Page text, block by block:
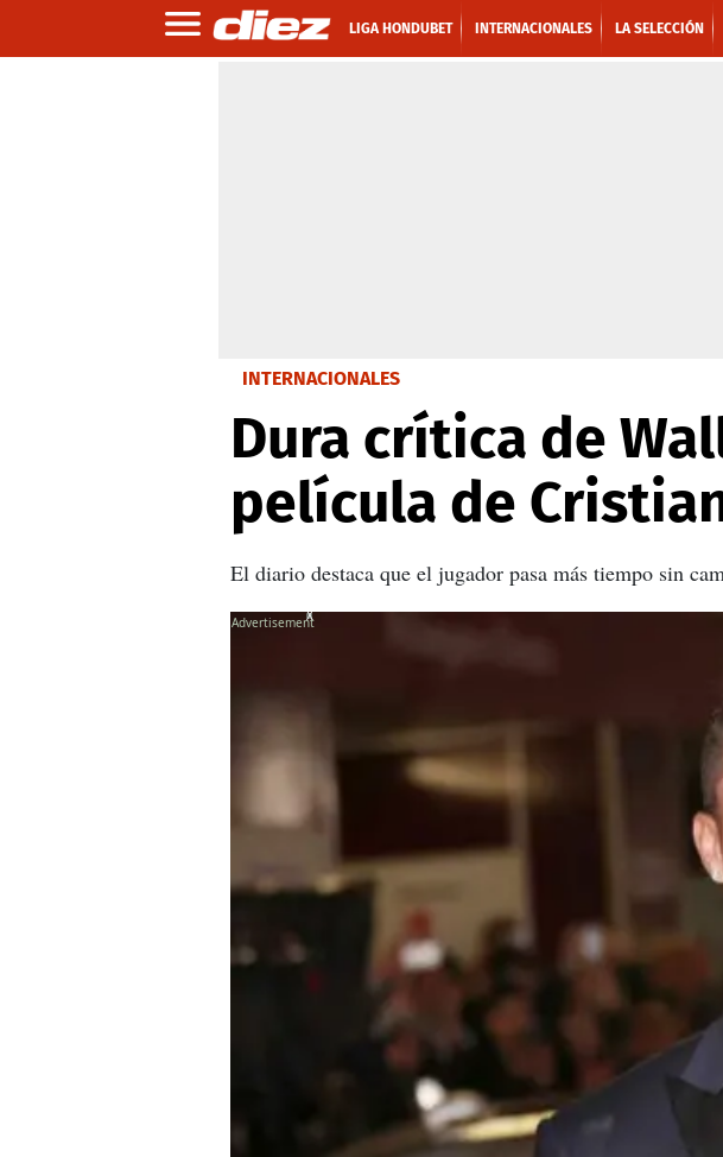
LIGA HONDUBET INTERNACIONALES LA SELECCIÓN
INTERNACIONALES
Dura crítica de
película de
El diario destaca que el jugador pasa más tiempo sin
X